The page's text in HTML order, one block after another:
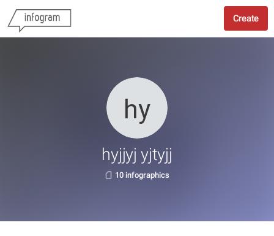
Create
hyjjyj yjtyjj
10 infographics